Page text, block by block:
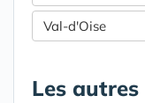
Val-d'Oise
Les autres